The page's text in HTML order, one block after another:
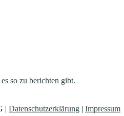
so zu berichten gibt.
| Datenschutzerklärung | Impressum